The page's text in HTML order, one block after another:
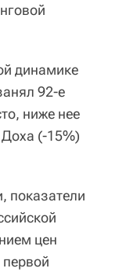
динамике
92-е
ниже нее
Доха (-15%)
показатели
цен